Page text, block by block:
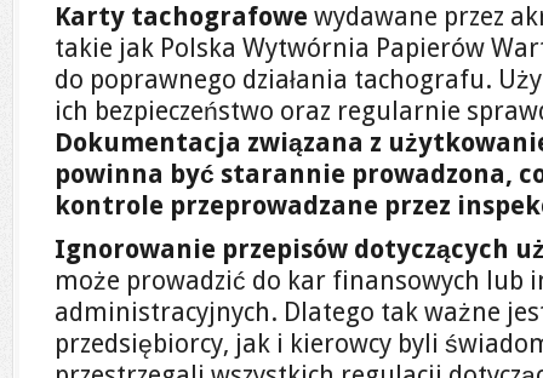
Karty tachografowe wydawane przez
takie jak Polska Wytwórnia Papierów
do poprawnego działania tachografu.
ich bezpieczeństwo oraz regularnie
Dokumentacja związana z
powinna być starannie prowadzona,
kontrole przeprowadzane przez
Ignorowanie przepisów dotyczących
może prowadzić do kar finansowych lub
administracyjnych. Dlatego tak ważne
przedsiębiorcy, jak i kierowcy byli